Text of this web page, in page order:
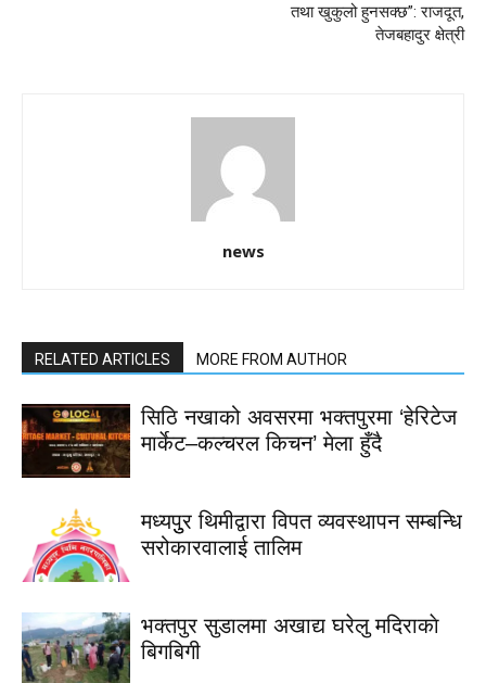
तथा खुकुलो हुनसक्छ”: राजदूत,
तेजबहादुर क्षेत्री
news
RELATED ARTICLES MORE FROM AUTHOR
सिठि नखाको अवसरमा भक्तपुरमा ‘हेरिटेज
मार्केट–कल्चरल किचन’ मेला हुँदै
मध्यपुुर थिमीद्वारा विपत व्यवस्थापन सम्बन्धि
सरोकारवालाई तालिम
भक्तपुर सुडालमा अखाद्य घरेलु मदिराकाे
बिगबिगी